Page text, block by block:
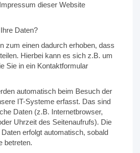
dieser Website
Daten?
zum einen dadurch erhoben, dass
Hierbei kann es sich z.B. um
Sie in ein Kontaktformular
automatisch beim Besuch der
IT-Systeme erfasst. Das sind
Daten (z.B. Internetbrowser,
Uhrzeit des Seitenaufrufs). Die
erfolgt automatisch, sobald
betreten.